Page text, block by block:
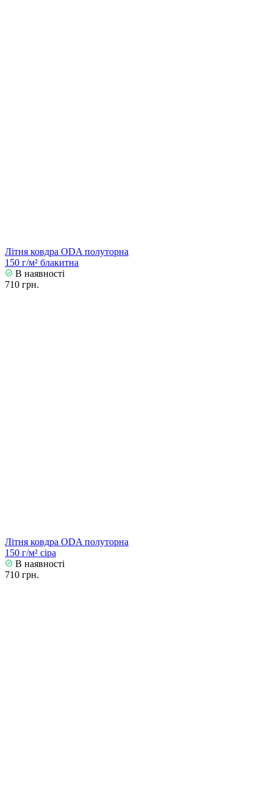
Літня ковдра ODA полуторна
150 г/м² блакитна
В наявності
710 грн.
Літня ковдра ODA полуторна
150 г/м² сіра
В наявності
710 грн.